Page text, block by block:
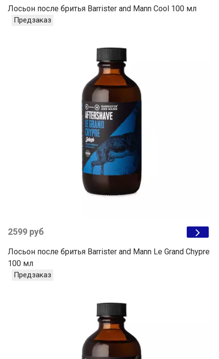
Лосьон после бритья Barrister and Mann Cool 100 мл
Предзаказ
2599 руб
Лосьон после бритья Barrister and Mann Le Grand Chypre
100 мл
Предзаказ